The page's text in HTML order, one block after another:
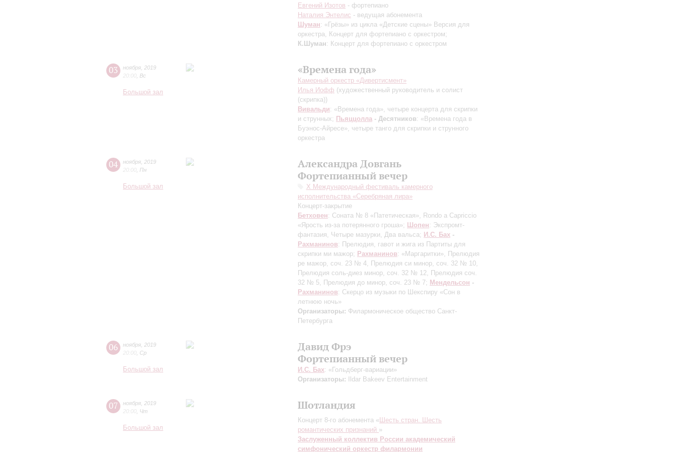
Евгений Изотов - фортепиано
Наталия Энтелис - ведущая абонемента
Шуман: «Грёзы» из цикла «Детские сцены» Версия для
оркестра, Концерт для фортепиано с оркестром;
К.Шуман: Концерт для фортепиано с оркестром
03 ноября 2019
20:00 Вс
Большой зал
«Времена года»
Камерный оркестр «Дивертисмент»
Илья Иофф (художественный руководитель и солист
(скрипка))
Вивальди: «Времена года», четыре концерта для скрипки
и струнных; Пьяццолла - Десятников: «Времена года в
Буэнос-Айресе», четыре танго для скрипки и струнного
оркестра
04 ноября 2019
20:00 Пн
Большой зал
Александра Довгань
Фортепианный вечер
Х Международный фестиваль камерного
исполнительства «Серебряная лира»
Концерт-закрытие
Бетховен: Соната № 8 «Патетическая», Rondo a Capriccio
«Ярость из-за потерянного гроша»; Шопен: Экспромт-
фантазия, Четыре мазурки, Два вальса; И.С. Бах -
Рахманинов: Прелюдия, гавот и жига из Партиты для
скрипки ми мажор; Рахманинов: «Маргаритки», Прелюдия
ре мажор, соч. 23 № 4, Прелюдия си минор, соч. 32 № 10,
Прелюдия соль-диез минор, соч. 32 № 12, Прелюдия соч.
32 № 5, Прелюдия до минор, соч. 23 № 7; Мендельсон -
Рахманинов: Скерцо из музыки по Шекспиру «Сон в
летнюю ночь»
Организаторы: Филармоническое общество Санкт-
Петербурга
06 ноября 2019
20:00 Ср
Большой зал
Давид Фрэ
Фортепианный вечер
И.С. Бах: «Гольдберг-вариации»
Организаторы: Ildar Bakeev Entertainment
07 ноября 2019
20:00 Чт
Большой зал
Шотландия
Концерт 8-го абонемента « Шесть стран. Шесть
романтических признаний »
Заслуженный коллектив России академический
симфонический оркестр филармонии